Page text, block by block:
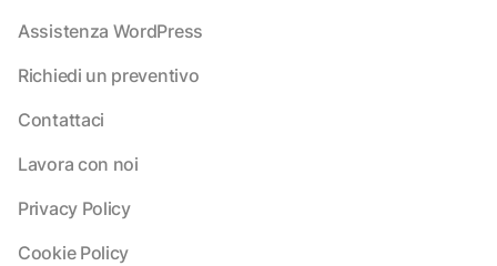
Assistenza WordPress
Richiedi un preventivo
Contattaci
Lavora con noi
Privacy Policy
Cookie Policy